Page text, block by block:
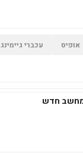
אופיס עכברי גיימינג